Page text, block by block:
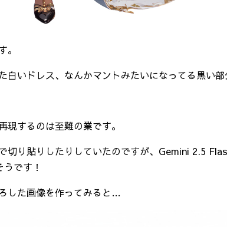
。
白いドレス、なんかマントみたいになってる黒い
現するのは至難の業です。
切り貼りしたりしていたのですが、Gemini 2.5
です！
した画像を作ってみると…